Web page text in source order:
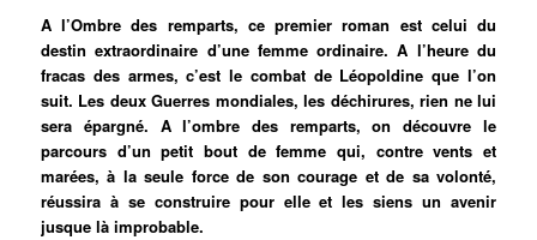
A l’Ombre des remparts, ce premier roman est celui du
destin extraordinaire d’une femme ordinaire. A l’heure du
fracas des armes, c’est le combat de Léopoldine que l’on
suit. Les deux Guerres mondiales, les déchirures, rien ne lui
sera épargné. A l’ombre des remparts, on découvre le
parcours d’un petit bout de femme qui, contre vents et
marées, à la seule force de son courage et de sa volonté,
réussira à se construire pour elle et les siens un avenir
jusque là improbable.